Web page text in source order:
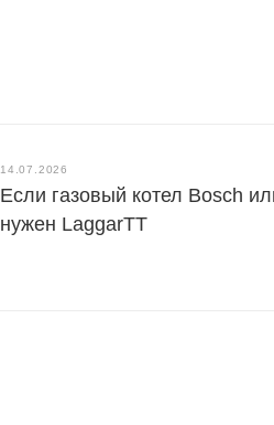
14.07.2026
Если газовый котел Bosch
нужен LaggarTT